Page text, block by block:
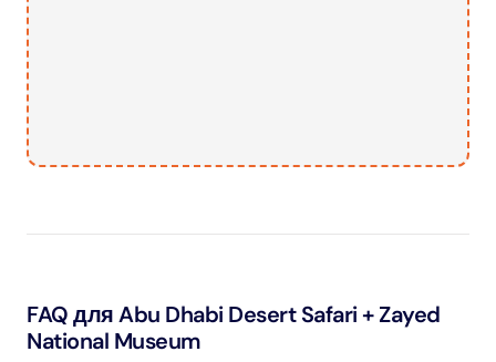
FAQ для Abu Dhabi Desert Safari + Zayed
National Museum